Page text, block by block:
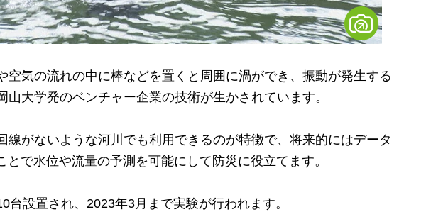
気の流れの中に棒などを置くと周囲に渦ができ、振動が発生する
山大学発のベンチャー企業の技術が生かされています。
がないような河川でも利用できるのが特徴で、将来的にはデータ
とで水位や流量の予測を可能にして防災に役立てます。
設置され、2023年3月まで実験が行われます。